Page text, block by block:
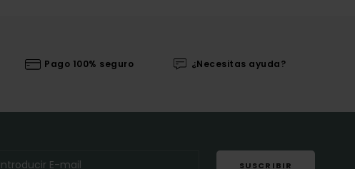
Pago 100% seguro ¿Necesitas ayuda?
SUSCRIBIR